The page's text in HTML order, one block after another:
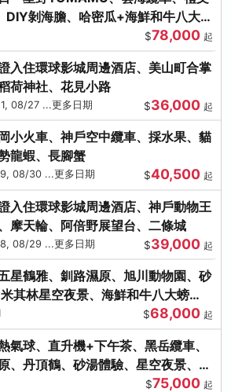
DIY剝海膽、哈密瓜+海鮮和牛八大螃
$78,000 起
入住環球影城周邊酒店、美山町合掌
荷神社、花見小路
08/27 ...更多日期 $36,000 起
小火車、神戶空中纜車、採水果、貓
龍蝦、長腳蟹
08/30 ...更多日期 $40,500 起
入住環球影城周邊酒店、神戶動物王
摩天輪、阿倍野展望台、二條城
08/29 ...更多日期 $39,000 起
星鶴雅、釧路濕原、旭川動物園、砂
其林星空夜景、海鮮和牛八大螃
$68,000 起
氣球、直升機+下午茶、黑岳纜車、
、丹頂鶴、砂湯體驗、星空夜景、洞
理
$75,000 起